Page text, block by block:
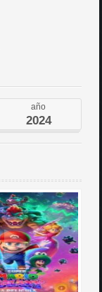
año
2024